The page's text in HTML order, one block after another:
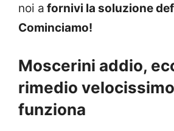
noi a fornivi la soluzione
Cominciamo!
Moscerini addio,
rimedio
funziona